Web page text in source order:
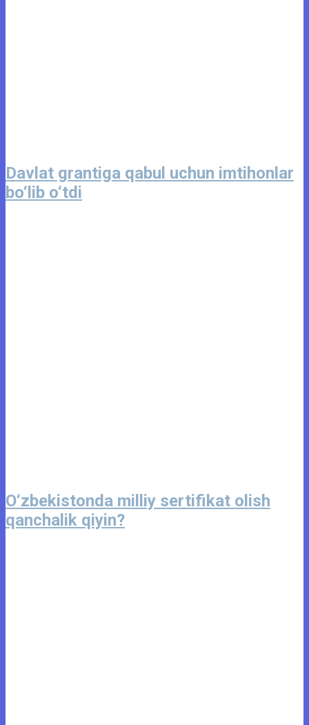
Davlat grantiga qabul uchun imtihonlar
bo‘lib o‘tdi
O‘zbekistonda milliy sertifikat olish
qanchalik qiyin?